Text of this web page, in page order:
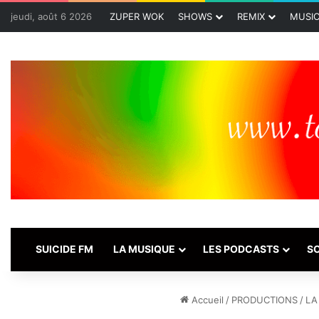
jeudi, août 6 2026 ZUPER WOK SHOWS REMIX MUSIC
SUICIDE FM LA MUSIQUE LES PODCASTS
Accueil / PRODUCTIONS /